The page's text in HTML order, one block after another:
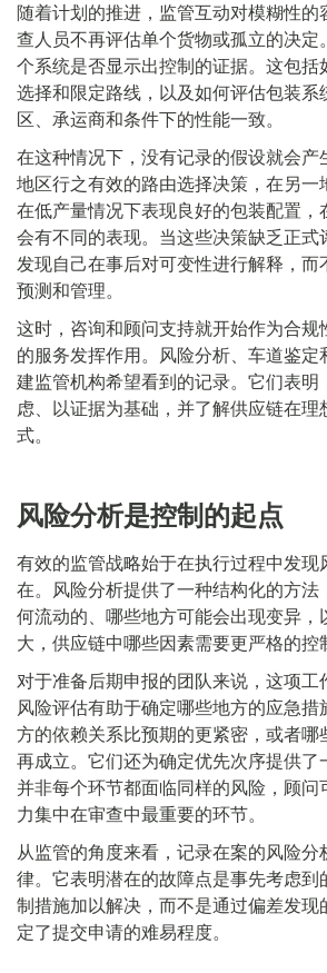
随着计划的推进，监管互动对模糊性的
查人员不再评估单个货物或孤立的决定
个系统是否显示出控制的证据。这包括
选择和限定路线，以及如何评估包装系
区、承运商和条件下的性能一致。
在这种情况下，没有记录的假设就会产
地区行之有效的路由选择决策，在另一
在低产量情况下表现良好的包装配置，
会有不同的表现。当这些决策缺乏正式
发现自己在事后对可变性进行解释，而
预测和管理。
这时，咨询和顾问支持就开始作为合规
的服务发挥作用。风险分析、车道鉴定
建监管机构希望看到的记录。它们表明
虑、以证据为基础，并了解供应链在
式。
风险分析是控制的起点
有效的监管战略始于在执行过程中发现
在。风险分析提供了一种结构化的方法
何流动的、哪些地方可能会出现变异，
大，供应链中哪些因素需要更严格的控
对于准备后期申报的团队来说，这项工
风险评估有助于确定哪些地方的应急
方的依赖关系比预期的更紧密，或者哪
再成立。它们还为确定优先次序提供了
并非每个环节都面临同样的风险，顾问
力集中在审查中最重要的环节。
从监管的角度来看，记录在案的风险分
律。它表明潜在的故障点是事先考虑到
制措施加以解决，而不是通过偏差发现
定了提交申请的难易程度。